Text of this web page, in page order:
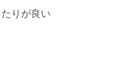
りが良い